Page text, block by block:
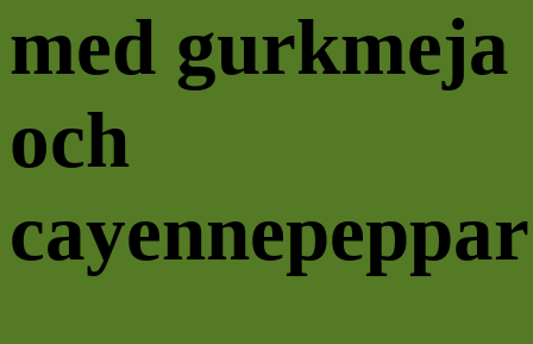
med gurkmeja
och
cayennepeppar